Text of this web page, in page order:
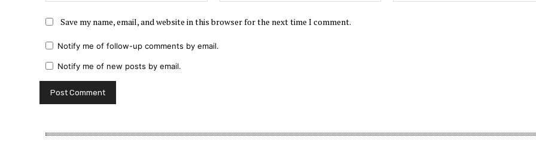
Save my name, email, and website in this browser for the next time I comment.
Notify me of follow-up comments by email.
Notify me of new posts by email.